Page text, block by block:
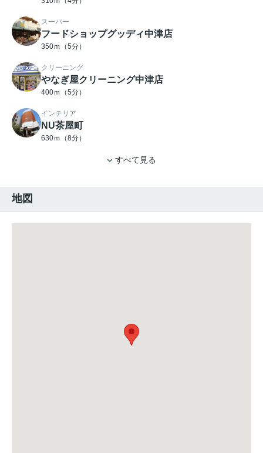
スーパー
フードショップグッディ中津店
350ｍ（5分）
クリーニング
やなぎ屋クリーニング中津店
400ｍ（5分）
インテリア
NU茶屋町
630ｍ（8分）
すべて見る
地図